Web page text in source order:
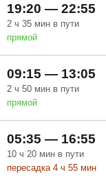
19:20 — 22:55
2 ч 35 мин в пути
прямой
09:15 — 13:05
2 ч 50 мин в пути
прямой
05:35 — 16:55
10 ч 20 мин в пути
пересадка 4 ч 55 мин